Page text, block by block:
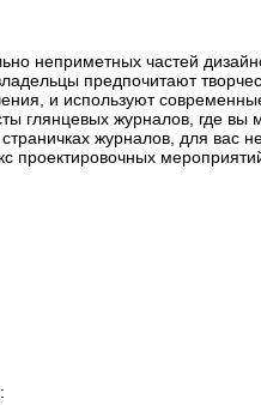
неприметных частей
предпочитают
и используют
глянцевых журналов, где
журналов, для вас